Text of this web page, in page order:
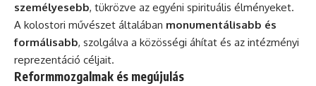
személyesebb, tükrözve az egyéni spirituális élményeket.
A kolostori művészet általában monumentálisabb és
formálisabb, szolgálva a közösségi áhítat és az intézményi
reprezentáció céljait.
Reformmozgalmak és megújulás